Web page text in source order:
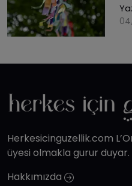
Herkesicinguzellik.com
üyesi olmakla gurur duyar.
Hakkımızda